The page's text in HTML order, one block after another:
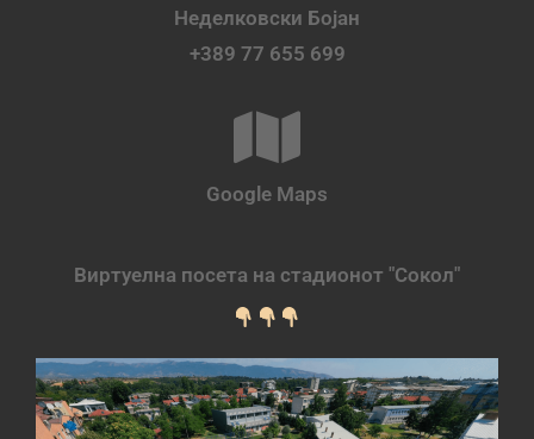
Неделковски Бојан
+389 77 655 699
Google Maps
Виртуелна посета на стадионот "Сокол"